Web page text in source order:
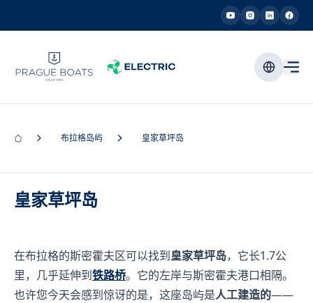
布拉格岛屿 皇家草坪岛
皇家草坪岛
在布拉格的斯密霍夫区可以找到皇家草坪岛，它长1.7公
里，几乎延伸到铁路桥。它的左岸与斯密霍夫港口相隔。
也许您今天会感到惊讶的是，这座岛屿是人工建造的——